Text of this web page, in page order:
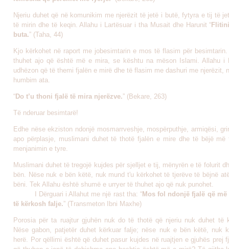
Njeriu duhet që në komunikim me njerëzit të jetë i butë, fytyra e tij të
të mirin dhe të keqin. Allahu i Lartësuar i tha Musait dhe Harunit “
buta.” (Taha, 44)
Kjo kërkohet në raport me jobesimtarin e mos të flasim për besimtarin.
thuhet ajo që është më e mira, se kështu na mëson Islami. Allahu i
udhëzon që të themi fjalën e mirë dhe të flasim me dashuri me njerëzit,
humbim ata.
“ Do t’u thoni fjalë të mira njerëzve.” (Bekare, 263)
Të nderuar besimtarë!
Edhe nëse ekziston ndonjë mosmarrveshje, mospërputhje, armiqësi,
apo përplasje, muslimani duhet të thotë fjalën e mire dhe të bëjë më
menjanimin e tyre.
Muslimani duhet të tregojë kujdes për sjelljet e tij, mënyrën e të folurit
bën. Nëse nuk e bën këtë, nuk mund t'u kërkohet të tjerëve të bëjnë
bëni. Tek Allahu është shumë e urryer të thuhet ajo që nuk punohet.
I Dërguari i Allahut me një rast tha: “Mos fol ndonjë fjalë që më
të kërkosh falje.” (Transmeton Ibni Maxhe)
Porosia për ta ruajtur gjuhën nuk do të thotë që njeriu nuk duhet të
Nëse gabon, patjetër duhet kërkuar falje; nëse nuk e bën këtë, nuk
herë. Por qëllimi është që duhet pasur kujdes në ruajtjen e gjuhës prej